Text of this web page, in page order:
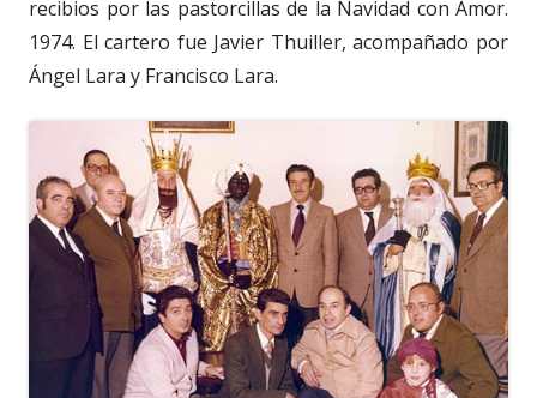
recibios por las pastorcillas de la Navidad con Amor.
1974. El cartero fue Javier Thuiller, acompañado por
Ángel Lara y Francisco Lara.